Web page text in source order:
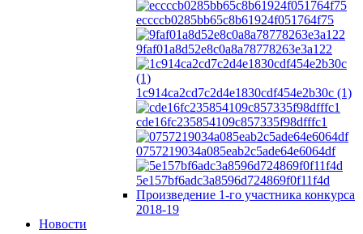
eccccb0285bb65c8b61924f051764f75
9faf01a8d52e8c0a8a78778263e3a122
1c914ca2cd7c2d4e1830cdf454e2b30c (1)
cde16fc235854109c857335f98dfffc1
0757219034a085eab2c5ade64e6064df
5e157bf6adc3a8596d724869f0f11f4d
Произведение 1-го участника конкурса
2018-19
Новости